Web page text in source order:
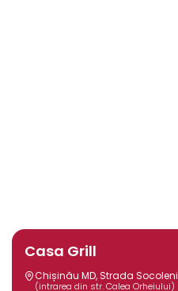
Casa Grill
Chișinău MD, Strada
(intrarea din str. Calea Orheiului)